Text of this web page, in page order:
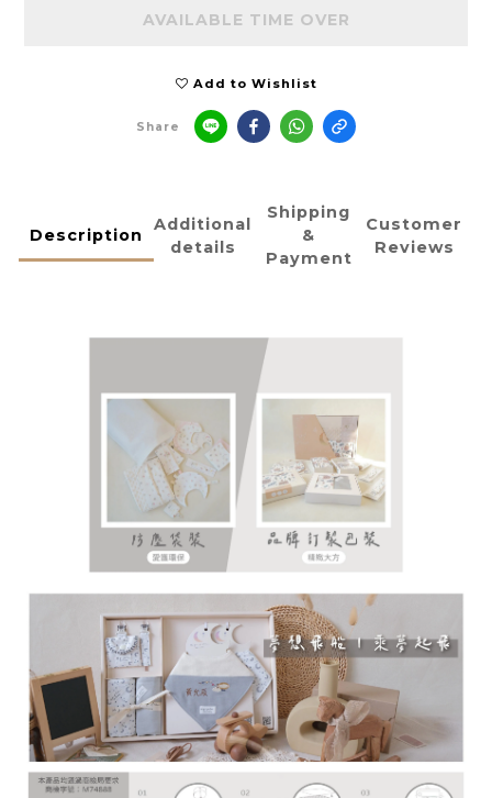
AVAILABLE TIME OVER
Add to Wishlist
Share
Description
Additional
details
Shipping
&
Payment
Customer
Reviews